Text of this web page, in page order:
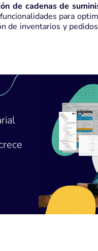
de cadenas de
para
de inventarios y